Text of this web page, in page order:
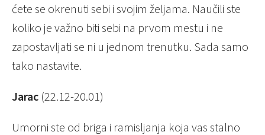
ćete se okrenuti sebi i svojim željama. Naučili ste
koliko je važno biti sebi na prvom mestu i ne
zapostavljati se ni u jednom trenutku. Sada samo
tako nastavite.
Jarac (22.12-20.01)
Umorni ste od briga i ramisljanja koja vas stalno